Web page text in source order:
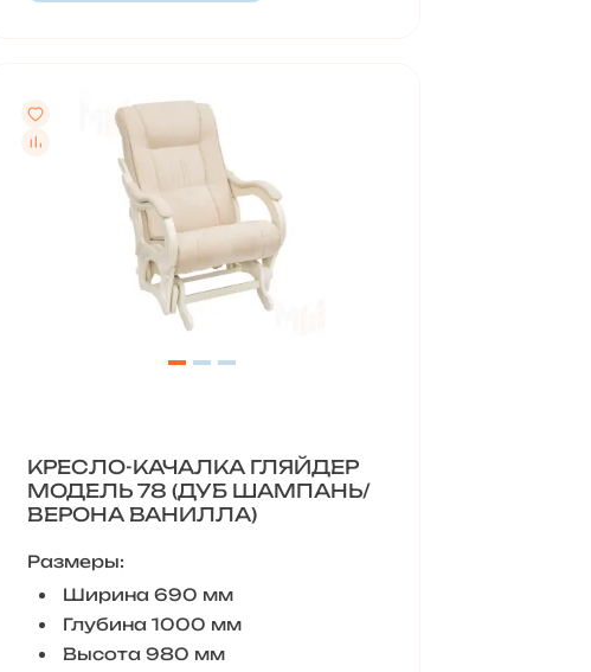
КРЕСЛО-КАЧАЛКА ГЛЯЙДЕР
МОДЕЛЬ 78 (ДУБ ШАМПАНЬ/
ВЕРОНА ВАНИЛЛА)
Размеры:
Ширина 690 мм
Глубина 1000 мм
Высота 980 мм